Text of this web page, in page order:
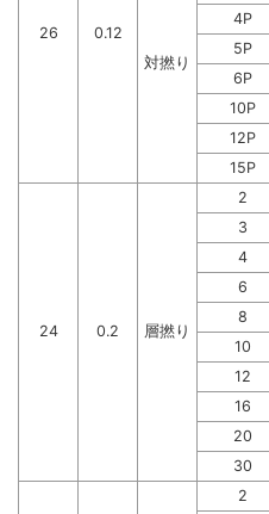
26 0.12
対撚り
4P
5P
6P
10P
12P
15P
24 0.2 層撚り
2
3
4
6
8
10
12
16
20
30
2